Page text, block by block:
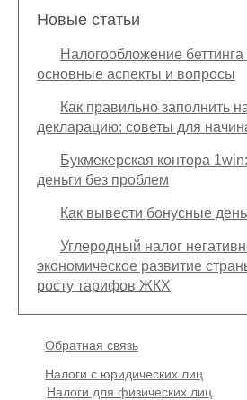
Новые статьи
Налогообложение
основные аспекты и вопросы
Как правильно заполнить
декларацию: советы для
Букмекерская контора
деньги без проблем
Как вывести бонусные
Углеродный налог
экономическое развитие
росту тарифов ЖКХ
Подвал
Обратная связь
Основная
навигация
Налоги с юридических лиц
Налоги для физических лиц